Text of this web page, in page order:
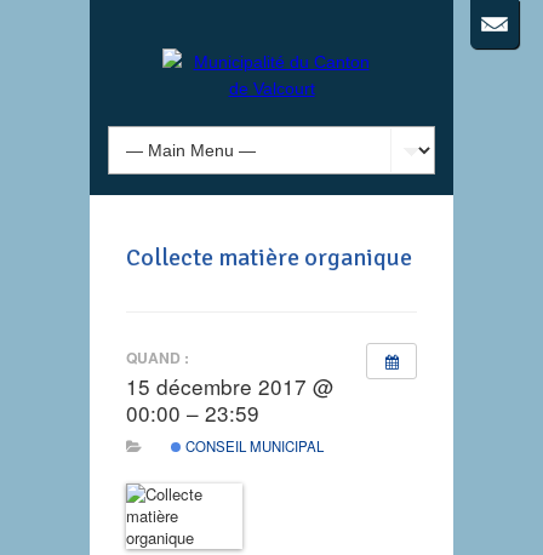
Collecte matière organique
QUAND :
15 décembre 2017 @
00:00 – 23:59
CONSEIL MUNICIPAL